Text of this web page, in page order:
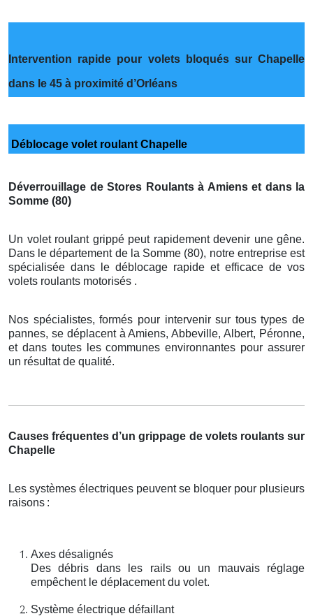
Intervention rapide pour volets bloqués sur Chapelle
dans le 45 à proximité d’Orléans
Déblocage volet roulant Chapelle
Déverrouillage de Stores Roulants à Amiens et dans la
Somme (80)
Un volet roulant grippé peut rapidement devenir une gêne.
Dans le département de la Somme (80), notre entreprise est
spécialisée dans le déblocage rapide et efficace de vos
volets roulants motorisés .
Nos spécialistes, formés pour intervenir sur tous types de
pannes, se déplacent à Amiens, Abbeville, Albert, Péronne,
et dans toutes les communes environnantes pour assurer
un résultat de qualité.
Causes fréquentes d’un grippage de volets roulants sur
Chapelle
Les systèmes électriques peuvent se bloquer pour plusieurs
raisons :
Axes désalignés
Des débris dans les rails ou un mauvais réglage
empêchent le déplacement du volet.
Système électrique défaillant